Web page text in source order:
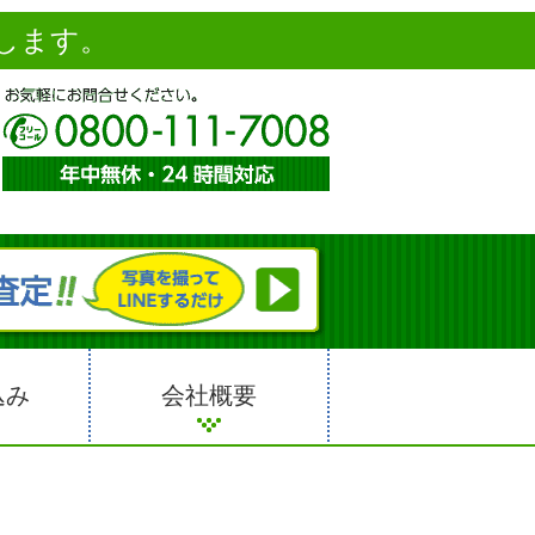
す。
み 会社概要